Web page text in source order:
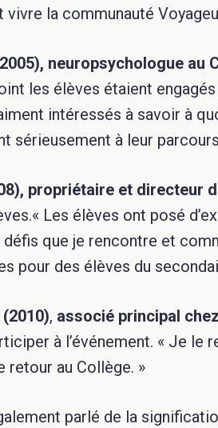
la communauté
neuropsychologue au
les élèves étaient
intéressés à savoir à
sérieusement à leur
propriétaire et directeur
Les élèves ont posé
défis que je rencontre et
pour des élèves du
, associé principal
à l’événement. « Je le
retour au Collège. »
parlé de la